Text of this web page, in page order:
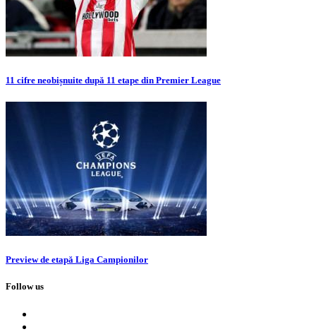
11 cifre neobișnuite după 11 etape din Premier League
Preview de etapă Liga Campionilor
Follow us